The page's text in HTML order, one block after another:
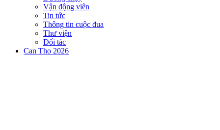
Vận động viên
Tin tức
Thông tin cuộc đua
Thư viện
Đối tác
Can Tho 2026